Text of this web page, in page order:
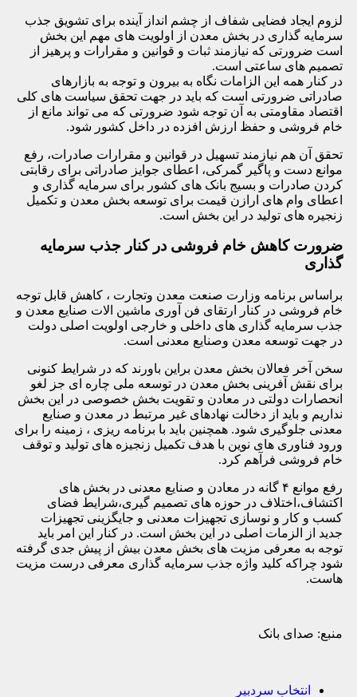
لزوم ایجاد فضایی شفاف از چشم انداز آینده برای تشویق جذب
سرمایه گذاری در بخش معدن از اولویت های مهم این بخش
است ضرورتی که نیازمند ثبات و قوانین و مقرارات و پرهیز از
تصمیم های ساعتی است.
در کنار همه این الزامات نگاه به بیرون و توجه به بازارهای
صادراتی ضرورتی است که باید در جهت تحقق سیاست های کلی
اقتصاد مقاومتی به آن توجه شود ضرورتی که می تواند مانع از
خام فروشی و حفظ ارزش افزده در داخل کشور شود.
تحقق آن هم نیازمند تسهیل در قوانین و مقرارات صادرات، رفع
موانع دست و پاگیر گمرکی، اعطای جوایز صادراتی برای رقابتی
کردن صادرات و بسیج بانک های کشور برای سرمایه گذاری و
اعطای وام های ارازن قیمت برای توسعه بخش معدن و تکمیل
زنجیره های تولید در این بخش است.
ضرورت کاهش خام فروشی در کنار جذب سرمایه
گذاری
براساس برنامه وزارت صنعت معدن وتجارت ، کاهش قابل توجه
خام فروشی در کنار ارتقای فن آوری ماشین الات صنایع معدن و
جذب سرمایه گذاری های داخلی و خارجی اولویت اصلی دولت
در جهت توسعه معدن وصنایع معدنی است.
سخن آخر فعالان بخش معدن براین باورند که در شرایط کنونی
برای نقش آفرینی بخش معدن در توسعه ملی چاره ای جز لغو
انحصارات دولتی در معادن و تقویت بخش خصوصی در این بخش
نداریم و باید از دخالت نهادهای غیر مرتبط در معدن و صنایع
معدنی جلوگیری شود. همچنین باید با برنامه ریزی ، زمینه را برای
ورود فناوری های نوین با هدف تکمیل زنجیزه های تولید و توقف
خام فروشی فرآهم کرد.
رفع موانع ۴ گانه در معادن و صنایع معدنی در بخش های
اکتشاف،اختلاف در حوزه های تصمیم گیری،شرایط فضای
کسب و کار و نوسازی تجهیزات معدنی و جایگزینی تجهیزات
جدید از الزمات اصلی در این بخش است. در کنار این امر باید
توجه به معرفی مزیت های بخش معدن بیش از پیش جدی گرفته
شود چراکه کلید واژه جذب سرمایه گذاری معرفی درست مزیت
هاست.
منبع: صدای بانک
انتخاب سردبیر